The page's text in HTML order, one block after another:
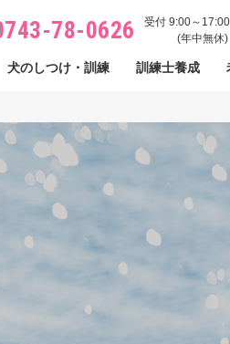
78-0626
受付 9:00～17:00
(年中無休)
犬のしつけ・訓練 訓練士養成